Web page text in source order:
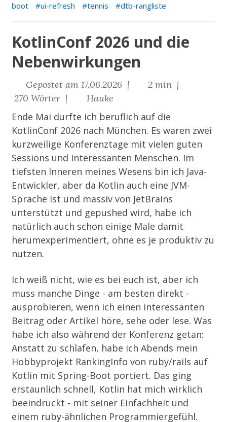
boot
ui-refresh tennis dtb-rangliste
KotlinConf 2026 und die
Nebenwirkungen
Gepostet am 17.06.2026 |
2 min |
270 Wörter |
Hauke
Ende Mai durfte ich beruflich auf die
KotlinConf 2026 nach München. Es waren zwei
kurzweilige Konferenztage mit vielen guten
Sessions und interessanten Menschen. Im
tiefsten Inneren meines Wesens bin ich Java-
Entwickler, aber da Kotlin auch eine JVM-
Sprache ist und massiv von JetBrains
unterstützt und gepushed wird, habe ich
natürlich auch schon einige Male damit
herumexperimentiert, ohne es je produktiv zu
nutzen.
Ich weiß nicht, wie es bei euch ist, aber ich
muss manche Dinge - am besten direkt -
ausprobieren, wenn ich einen interessanten
Beitrag oder Artikel höre, sehe oder lese. Was
habe ich also während der Konferenz getan:
Anstatt zu schlafen, habe ich Abends mein
Hobbyprojekt RankingInfo von ruby/rails auf
Kotlin mit Spring-Boot portiert. Das ging
erstaunlich schnell, Kotlin hat mich wirklich
beeindruckt - mit seiner Einfachheit und
einem ruby-ähnlichen Programmiergefühl.